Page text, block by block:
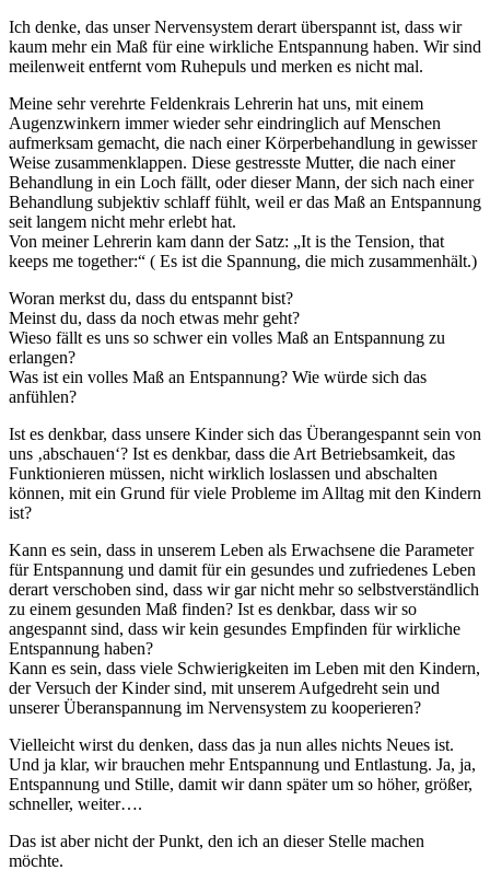
Ich denke, das unser Nervensystem derart überspannt ist, dass wir
kaum mehr ein Maß für eine wirkliche Entspannung haben. Wir sind
meilenweit entfernt vom Ruhepuls und merken es nicht mal.
Meine sehr verehrte Feldenkrais Lehrerin hat uns, mit einem
Augenzwinkern immer wieder sehr eindringlich auf Menschen
aufmerksam gemacht, die nach einer Körperbehandlung in gewisser
Weise zusammenklappen. Diese gestresste Mutter, die nach einer
Behandlung in ein Loch fällt, oder dieser Mann, der sich nach einer
Behandlung subjektiv schlaff fühlt, weil er das Maß an Entspannung
seit langem nicht mehr erlebt hat.
Von meiner Lehrerin kam dann der Satz: „It is the Tension, that
keeps me together:“ ( Es ist die Spannung, die mich zusammenhält.)
Woran merkst du, dass du entspannt bist?
Meinst du, dass da noch etwas mehr geht?
Wieso fällt es uns so schwer ein volles Maß an Entspannung zu
erlangen?
Was ist ein volles Maß an Entspannung? Wie würde sich das
anfühlen?
Ist es denkbar, dass unsere Kinder sich das Überangespannt sein von
uns ‚abschauen‘? Ist es denkbar, dass die Art Betriebsamkeit, das
Funktionieren müssen, nicht wirklich loslassen und abschalten
können, mit ein Grund für viele Probleme im Alltag mit den Kindern
ist?
Kann es sein, dass in unserem Leben als Erwachsene die Parameter
für Entspannung und damit für ein gesundes und zufriedenes Leben
derart verschoben sind, dass wir gar nicht mehr so selbstverständlich
zu einem gesunden Maß finden? Ist es denkbar, dass wir so
angespannt sind, dass wir kein gesundes Empfinden für wirkliche
Entspannung haben?
Kann es sein, dass viele Schwierigkeiten im Leben mit den Kindern,
der Versuch der Kinder sind, mit unserem Aufgedreht sein und
unserer Überanspannung im Nervensystem zu kooperieren?
Vielleicht wirst du denken, dass das ja nun alles nichts Neues ist.
Und ja klar, wir brauchen mehr Entspannung und Entlastung. Ja, ja,
Entspannung und Stille, damit wir dann später um so höher, größer,
schneller, weiter….
Das ist aber nicht der Punkt, den ich an dieser Stelle machen
möchte.